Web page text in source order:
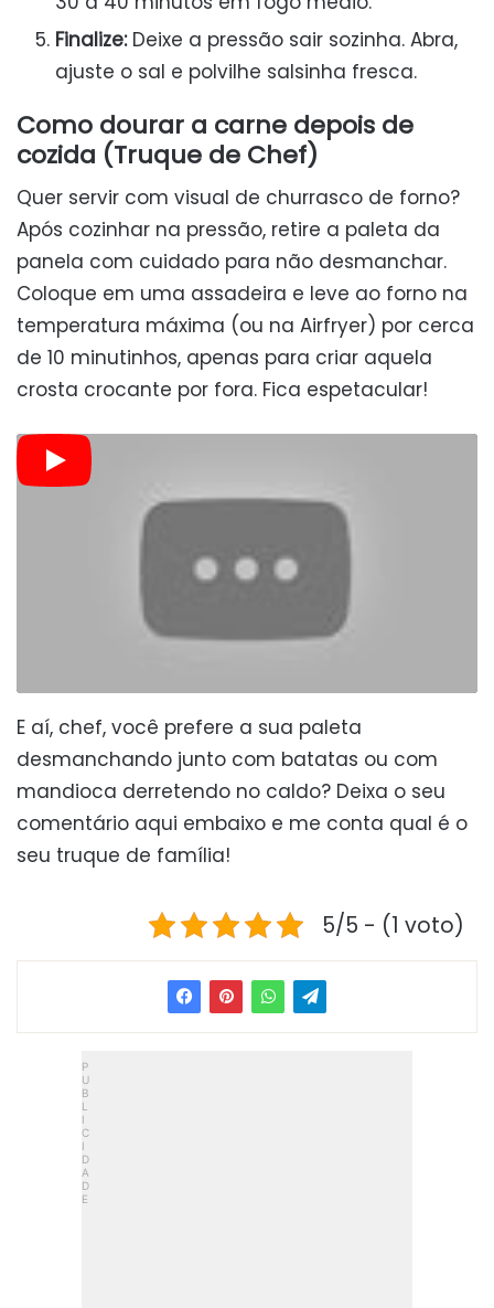
Finalize:Deixe a pressão sair sozinha. Abra,
ajuste o sal e polvilhe salsinha fresca.
Como dourar a carne depois de
cozida (Truque de Chef)
Quer servir com visual de churrasco de forno?
Após cozinhar na pressão, retire a paleta da
panela com cuidado para não desmanchar.
Coloque em uma assadeira e leve ao forno na
temperatura máxima (ou na Airfryer) por cerca
de 10 minutinhos, apenas para criar aquela
crosta crocante por fora. Fica espetacular!
E aí, chef, você prefere a sua paleta
desmanchando junto com batatas ou com
mandioca derretendo no caldo? Deixa o seu
comentário aqui embaixo e me conta qual é o
seu truque de família!
5/5 - (1 voto)